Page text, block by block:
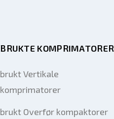
BRUKTE KOMPRIMATORER
brukt Vertikale
komprimatorer
brukt Overfør kompaktorer